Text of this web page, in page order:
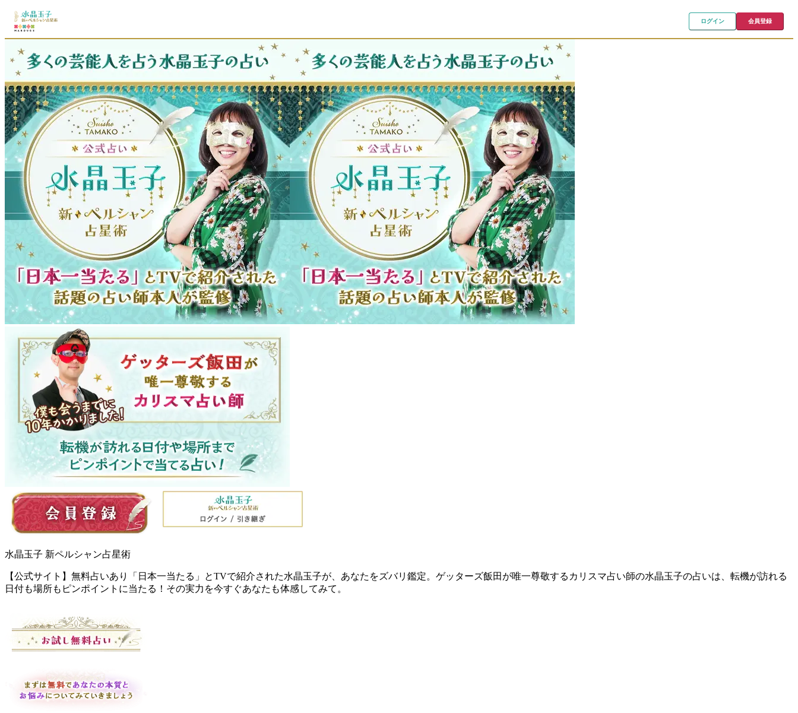
ログイン 会員登録
水晶玉子 新ペルシャン占星術
【公式サイト】無料占いあり「日本一当たる」とTVで紹介された水晶玉子が、あなたをズバリ鑑定。ゲッターズ飯田が唯一尊敬するカリスマ占い師の水晶玉子の占いは、転機が訪れる
日付も場所もピンポイントに当たる！その実力を今すぐあなたも体感してみて。